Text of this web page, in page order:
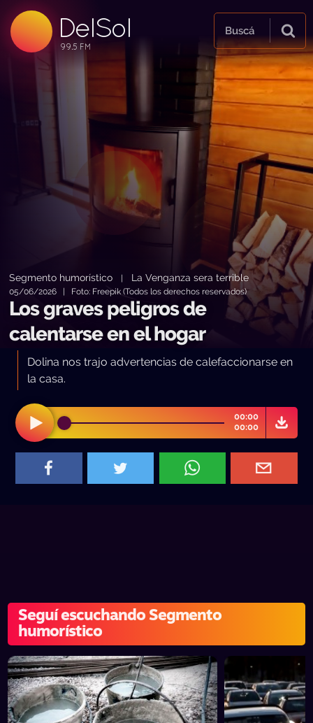
DelSol
99.5 FM
99.5 FM
99.5 FM
Buscá
Segmento humorístico La Venganza sera terrible
05/06/2026 | Foto: Freepik (Todos los derechos reservados)
Los graves peligros de
calentarse en el hogar
Dolina nos trajo advertencias de calefaccionarse en
la casa.
00:00
00:00
Seguí escuchando Segmento
humorístico